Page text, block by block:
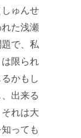
ゅんせ
た浅瀬
で、私
限られ
かもし
出来る
れは大
っても